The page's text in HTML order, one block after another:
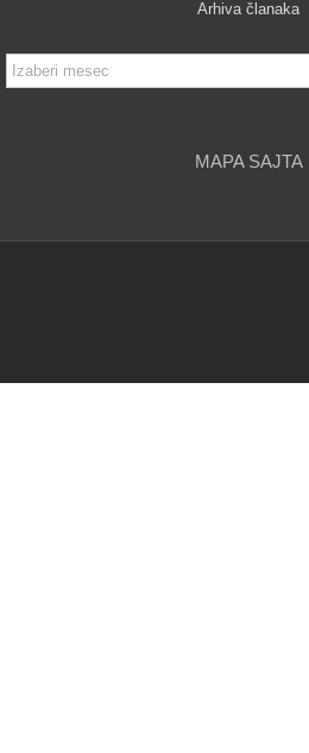
Arhiva članaka
Arhiva
članaka
MAPA SAJTA